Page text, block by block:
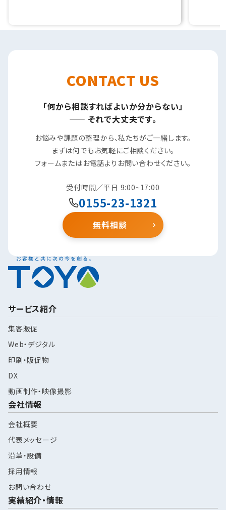
サービス紹介
集客販促
Web・デジタル
印刷・販促物
DX
動画制作・映像撮影
会社情報
会社概要
代表メッセージ
沿革・設備
採用情報
お問い合わせ
実績紹介・情報
CONTACT US
「何から相談すればよいか分からない」
—— それで大丈夫です。
お悩みや課題の整理から、私たちがご一緒します。
まずは何でもお気軽にご相談ください。
フォームまたはお電話よりお問い合わせください。
受付時間／平日 9:00~17:00
0155-23-1321
無料相談